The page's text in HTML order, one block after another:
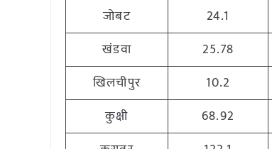
जोबट
24.1
खंडवा
25.78
खिलचीपुर
10.2
कुक्षी
68.92